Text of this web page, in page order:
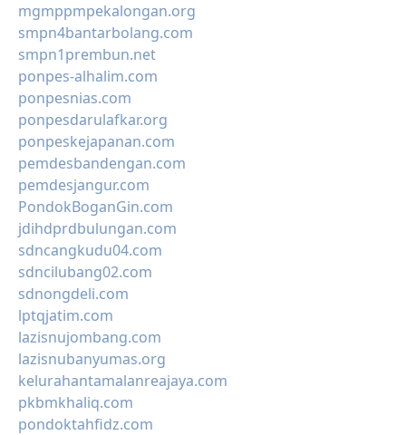
mgmppmpekalongan.org
smpn4bantarbolang.com
smpn1prembun.net
ponpes-alhalim.com
ponpesnias.com
ponpesdarulafkar.org
ponpeskejapanan.com
pemdesbandengan.com
pemdesjangur.com
PondokBoganGin.com
jdihdprdbulungan.com
sdncangkudu04.com
sdncilubang02.com
sdnongdeli.com
lptqjatim.com
lazisnujombang.com
lazisnubanyumas.org
kelurahantamalanreajaya.com
pkbmkhaliq.com
pondoktahfidz.com